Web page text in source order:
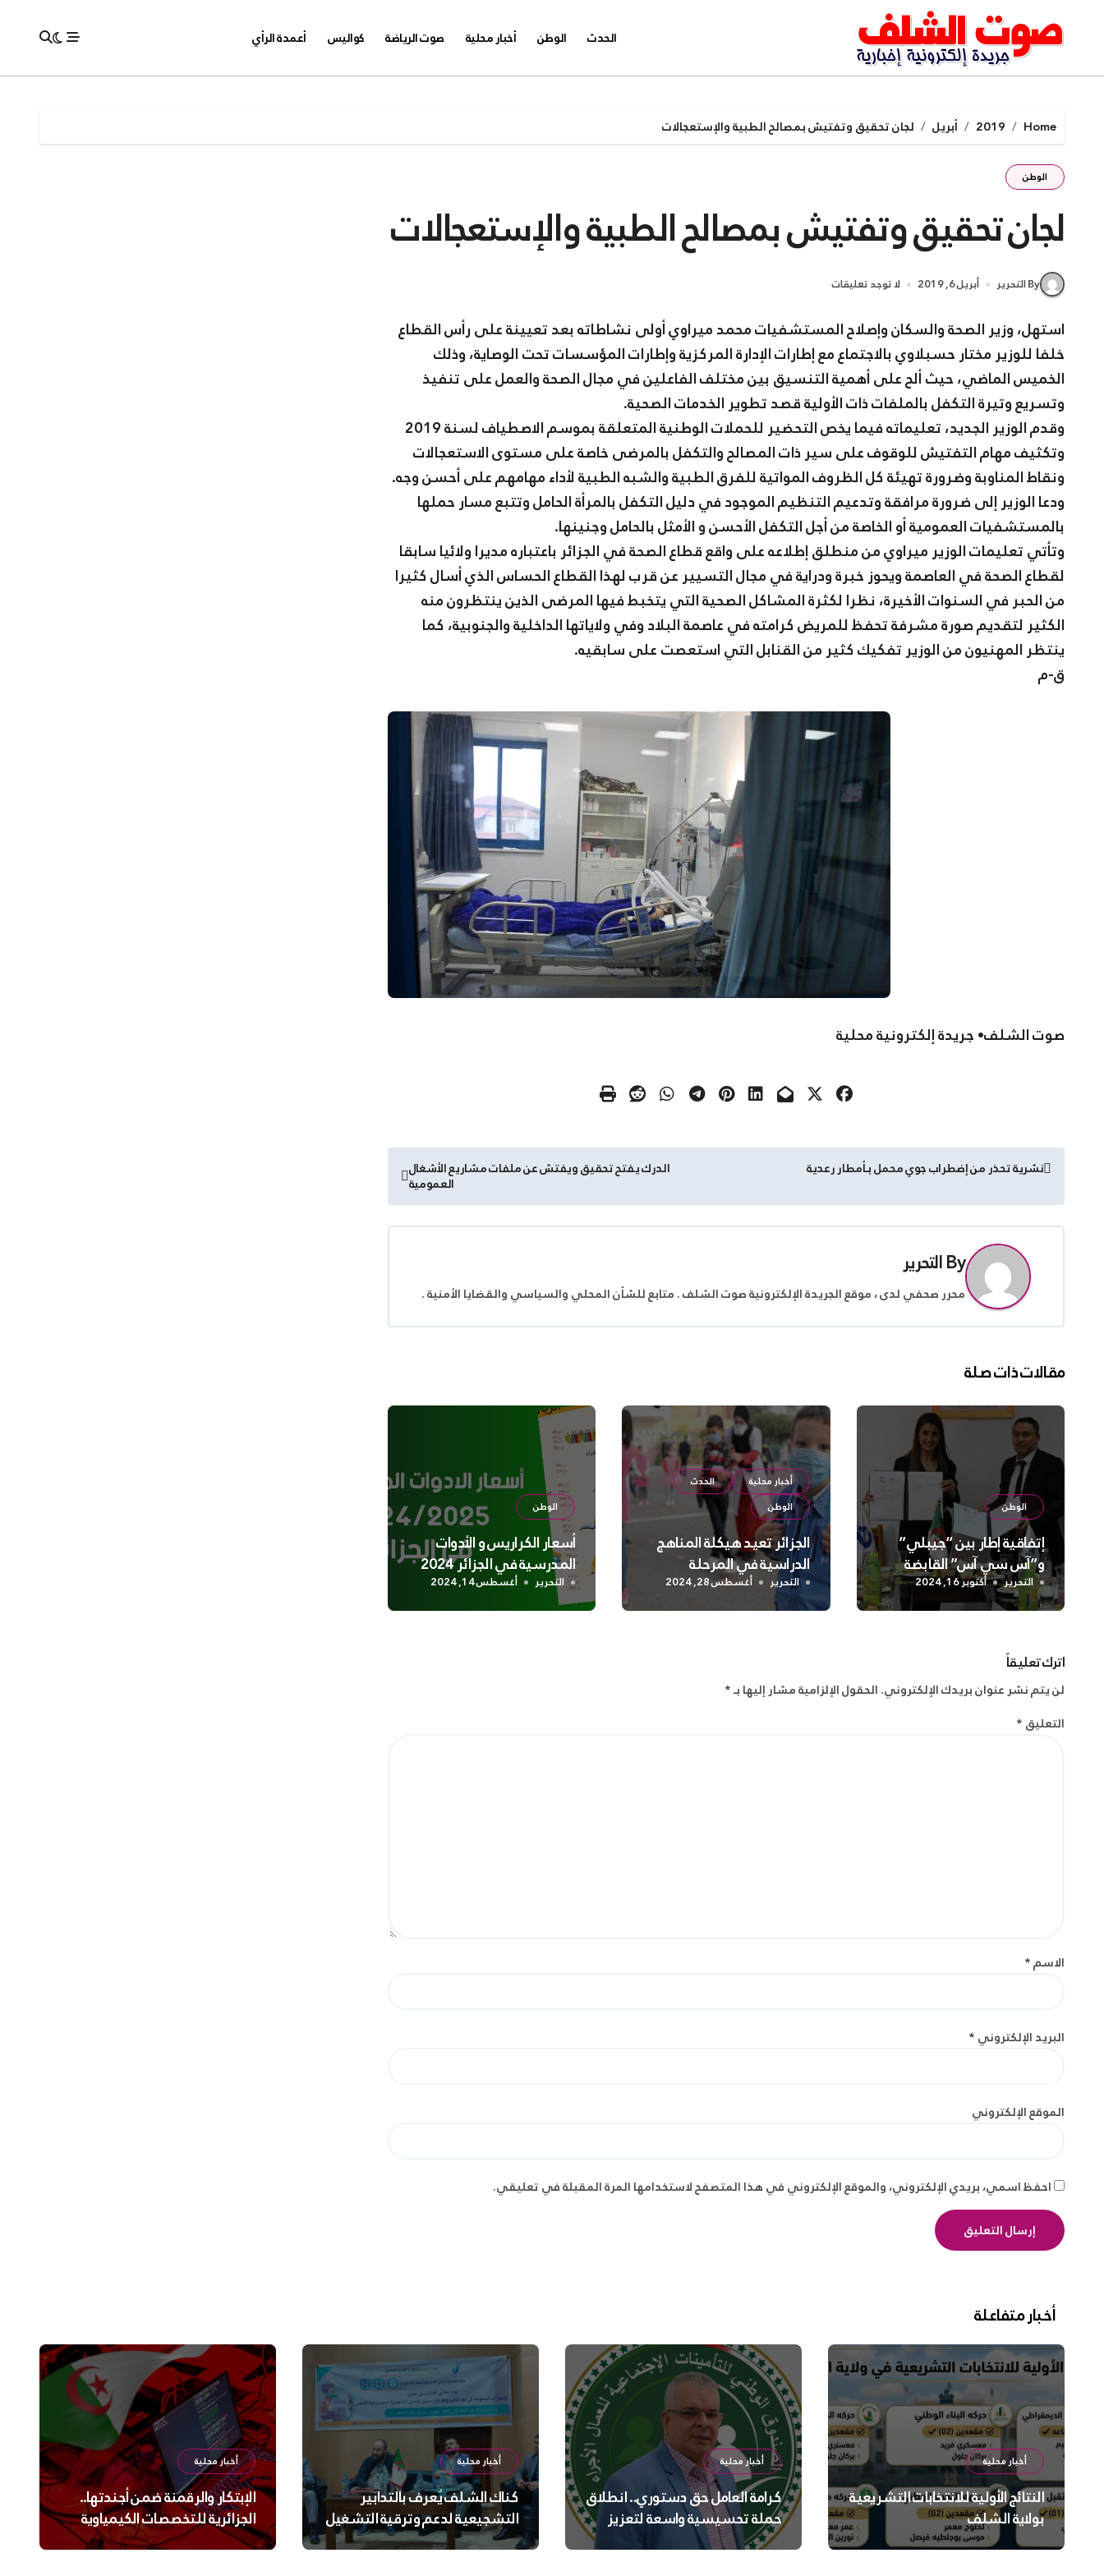
content
الحدث الوطن أخبار محلية صوت الرياضة كواليس أعمدة الرأي
Home
2019 أبريل لجان تحقيق وتفتيش بمصالح الطبية والإستعجالات
الوطن
لجان تحقيق وتفتيش بمصالح الطبية والإستعجالات
By التحرير أبريل 6, 2019 لا توجد تعليقات
استهل، وزير الصحة والسكان وإصلاح المستشفيات محمد ميراوي أولى نشاطاته بعد تعيينة على رأس القطاع
خلفا للوزير مختار حسبلاوي بالاجتماع مع إطارات الإدارة المركزية وإطارات المؤسسات تحت الوصاية، وذلك
الخميس الماضي، حيث ألح على أهمية التنسيق بين مختلف الفاعلين في مجال الصحة والعمل على تنفيذ
وتسريع وتيرة التكفل بالملفات ذات الأولية قصد تطوير الخدمات الصحية.
وقدم الوزير الجديد، تعليماته فيما يخص التحضير للحملات الوطنية المتعلقة بموسم الاصطياف لسنة 2019
وتكثيف مهام التفتيش للوقوف على سير ذات المصالح والتكفل بالمرضى خاصة على مستوى الاستعجالات
ونقاط المناوبة وضرورة تهيئة كل الظروف المواتية للفرق الطبية والشبه الطبية لأداء مهامهم على أحسن وجه.
ودعا الوزير إلى ضرورة مرافقة وتدعيم التنظيم الموجود في دليل التكفل بالمرأة الحامل وتتبع مسار حملها
بالمستشفيات العمومية أو الخاصة من أجل التكفل الأحسن و الأمثل بالحامل وجنينها.
وتأتي تعليمات الوزير ميراوي من منطلق إطلاعه على واقع قطاع الصحة في الجزائر باعتباره مديرا ولائيا سابقا
لقطاع الصحة في العاصمة ويحوز خبرة ودراية في مجال التسيير عن قرب لهذا القطاع الحساس الذي أسال كثيرا
من الحبر في السنوات الأخيرة، نظرا لكثرة المشاكل الصحية التي يتخبط فيها المرضى الذين ينتظرون منه
الكثير لتقديم صورة مشرفة تحفظ للمريض كرامته في عاصمة البلاد وفي ولاياتها الداخلية والجنوبية، كما
ينتظر المهنيون من الوزير تفكيك كثير من القنابل التي استعصت على سابقيه.
ق-م
صوت الشلف• جريدة إلكترونية محلية
تصفّح
المقالات
نشرية تحذر من إضطراب جوي محمل بـأمطار رعدية الدرك يفتح تحقيق ويفتش عن ملفات مشاريع الأشغال
العمومية
Byالتحرير
محرر صحفي لدى ، موقع الجريدة الإلكترونية صوت الشلف . متابع للشأن المحلي والسياسي والقضايا الأمنية .
مقالات ذات صلة
الوطن
إتفاقية إطار بين “جيبلي”
و”آس سي آس” القابضة
التحرير أكتوبر 16, 2024
أخبار محلية
الحدث
الوطن
الجزائر تعيد هيكلة المناهج
الدراسية في المرحلة
الابتدائية
التحرير أغسطس 28, 2024
الوطن
أسعار الكراريس و الأدوات
المدرسية في الجزائر 2024
التحرير أغسطس 14, 2024
اترك تعليقاً
لن يتم نشر عنوان بريدك الإلكتروني.الحقول الإلزامية مشار إليها بـ*
التعليق*
الاسم*
البريد الإلكتروني*
الموقع الإلكتروني
احفظ اسمي، بريدي الإلكتروني، والموقع الإلكتروني في هذا المتصفح لاستخدامها المرة المقبلة في تعليقي.
أخبار متفاعلة
أخبار محلية
النتائج الأولية للانتخابات التشريعية
بولاية الشلف
أخبار محلية
كرامة العامل حق دستوري.. انطلاق
حملة تحسيسية واسعة لتعزيز
السلامة الجسدية والنفسية
أخبار محلية
كناك الشلف يُعرف بالتدابير
التشجيعية لدعم وترقية التشغيل
أخبار محلية
الإبتكار والرقمنة ضمن أجندتها..
الجزائرية للتخصصات الكيمياوية
ترعى تحدي الإبتكار الجزائري